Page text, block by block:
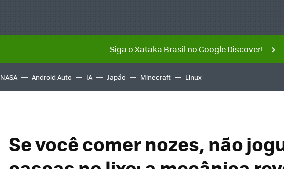
Siga o Xataka Brasil no Google Discover!
NASA Android Auto IA Japão Minecraft Linux
Se você comer nozes, não